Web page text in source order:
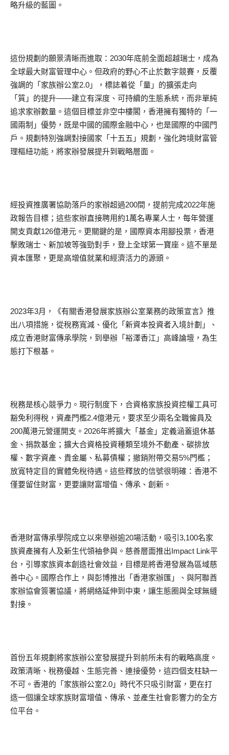
略升級的藍圖。
這份規劃的願景清晰而進取：2030年底前全面超越瑞士，成為
全球最大財富管理中心。但政府的野心不止於數字競賽，反覆
強調的「家族辦公室2.0」，標誌着從「量」的擴張走向
「質」的提升——建立有深度、可持續的生態系統，而非單純
追求家辦數量。這個目標並非空中樓閣，香港擁有獨特的「一
國兩制」優勢，既是中國的國際金融中心，也是國際的中國門
戶。規劃特別強調對接國家「十五五」規劃，強化跨境財富管
理樞紐功能，將家辦發展提升到戰略層面。
經投資推廣署協助落戶的家辦超過200間，提前完成2022年施
政報告目標；這些家辦直接聘用約1萬名專業人士，每年營運
開支貢獻126億港元。更關鍵的是，國際資本用腳投票，香港
擊敗瑞士、新加坡等強勁對手，登上全球第一寶座。這不單是
資本匯聚，更是高增值就業和經濟活力的源頭。
2023年3月，《有關香港發展家族辦公室業務的政策宣言》推
出八項措施，從稅務寬減、優化「新資本投資者入境計劃」、
成立香港財富傳承學院，到舉辦「裕澤香江」高峰論壇，為生
態打下根基。
稅務是核心競爭力。現行制度下，合資格家族投資控權工具可
豁免利得稅，資產門檻2.4億港元，要求至少兩名全職僱員及
200萬港元營運開支。2026年將擴大「基金」定義涵蓋退休基
金、捐款基金；擴大合資格投資種類至境外不動產、碳排放
權、數字資產、貴金屬、私募債權；撤銷附帶交易5%門檻；
放寬特定目的實體免稅待遇。這些釋放的信號很明確：香港不
僅要留住財富，更要讓財富增值、傳承、創新。
香港財富傳承學院成立以來舉辦逾20場活動，吸引3,100名家
族資產擁有人及新生代領袖參與。慈善層面推出Impact Link平
台，引導家族資本創造社會效益，目標是將香港發展為區域慈
善中心。國際合作上，與彭博推出「香港家辦匯」、與阿聯酋
家辦協會簽署協議，將網絡延伸到中東，讓生態圈與全球無縫
對接。
首份五年規劃將家族辦公室發展提升到前所未有的戰略高度。
政策清晰、稅務優越、生態完善、連接優勢，這四個支柱缺一
不可。香港的「家族辦公室2.0」時代不只吸引財富，更在打
造一個讓全球家族財富增值、傳承、並產生社會影響力的全方
位平台。